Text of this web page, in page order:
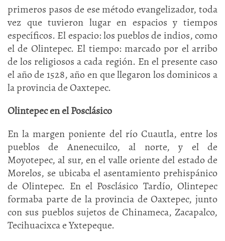
primeros pasos de ese método evangelizador, toda
vez que tuvieron lugar en espacios y tiempos
específicos. El espacio: los pueblos de indios, como
el de Olintepec. El tiempo: marcado por el arribo
de los religiosos a cada región. En el presente caso
el año de 1528, año en que llegaron los dominicos a
la provincia de Oaxtepec.
Olintepec en el Posclásico
En la margen poniente del río Cuautla, entre los
pueblos de Anenecuilco, al norte, y el de
Moyotepec, al sur, en el valle oriente del estado de
Morelos, se ubicaba el asentamiento prehispánico
de Olintepec. En el Posclásico Tardío, Olintepec
formaba parte de la provincia de Oaxtepec, junto
con sus pueblos sujetos de Chinameca, Zacapalco,
Tecihuacixca e Yxtepeque.